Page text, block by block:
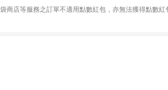
商店等服務之訂單不適用點數紅包，亦無法獲得點數紅